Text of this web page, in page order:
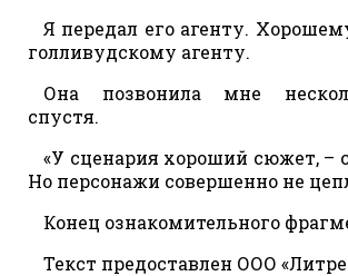
Я передал его агенту.
голливудскому агенту.
Она позвонила мне
спустя.
«У сценария хороший сюжет, –
Но персонажи совершенно не
Конец ознакомительного
Текст предоставлен ООО